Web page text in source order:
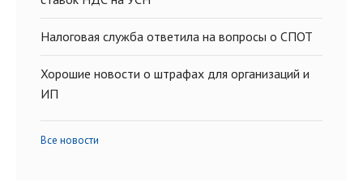
Налоговая служба ответила на вопросы о СПОТ
Хорошие новости о штрафах для организаций и
ИП
Все новости